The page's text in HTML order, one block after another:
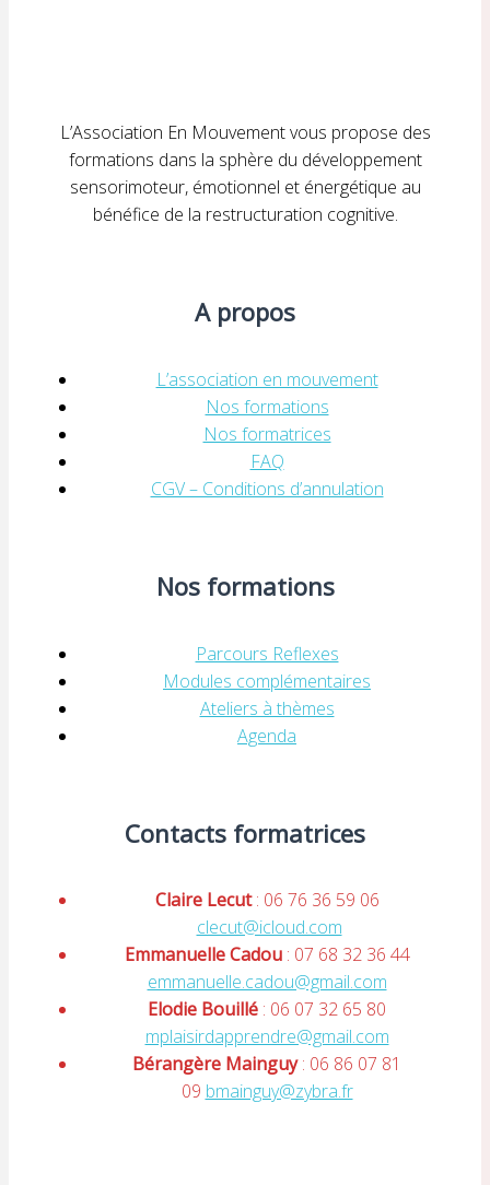
L’Association En Mouvement vous propose des
formations dans la sphère du développement
sensorimoteur, émotionnel et énergétique au
bénéfice de la restructuration cognitive.
A propos
L’association en mouvement
Nos formations
Nos formatrices
FAQ
CGV – Conditions d’annulation
Nos formations
Parcours Reflexes
Modules complémentaires
Ateliers à thèmes
Agenda
Contacts formatrices
Claire Lecut: 06 76 36 59 06
clecut@icloud.com
Emmanuelle Cadou: 07 68 32 36 44
emmanuelle.cadou@gmail.com
Elodie Bouillé : 06 07 32 65 80
mplaisirdapprendre@gmail.com
Bérangère Mainguy: 06 86 07 81
09 bmainguy@zybra.fr